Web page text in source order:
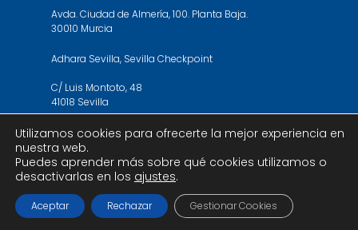
Avda. Ciudad de Almería, 100. Planta Baja.
30010 Murcia
Adhara Sevilla, Sevilla Checkpoint
C/ Luis Montoto, 48
41018 Sevilla
© 2019 Adhara Sevilla. All Rights Reserved. Web
design byericbe
Utilizamos cookies para ofrecerte la mejor experiencia en
nuestra web.
Puedes aprender más sobre qué cookies utilizamos o
desactivarlas en los ajustes.
Aceptar Rechazar Gestionar Cookies